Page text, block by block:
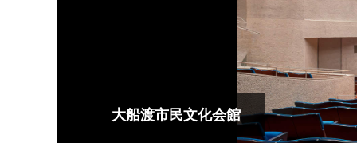
大船渡市民文化会館